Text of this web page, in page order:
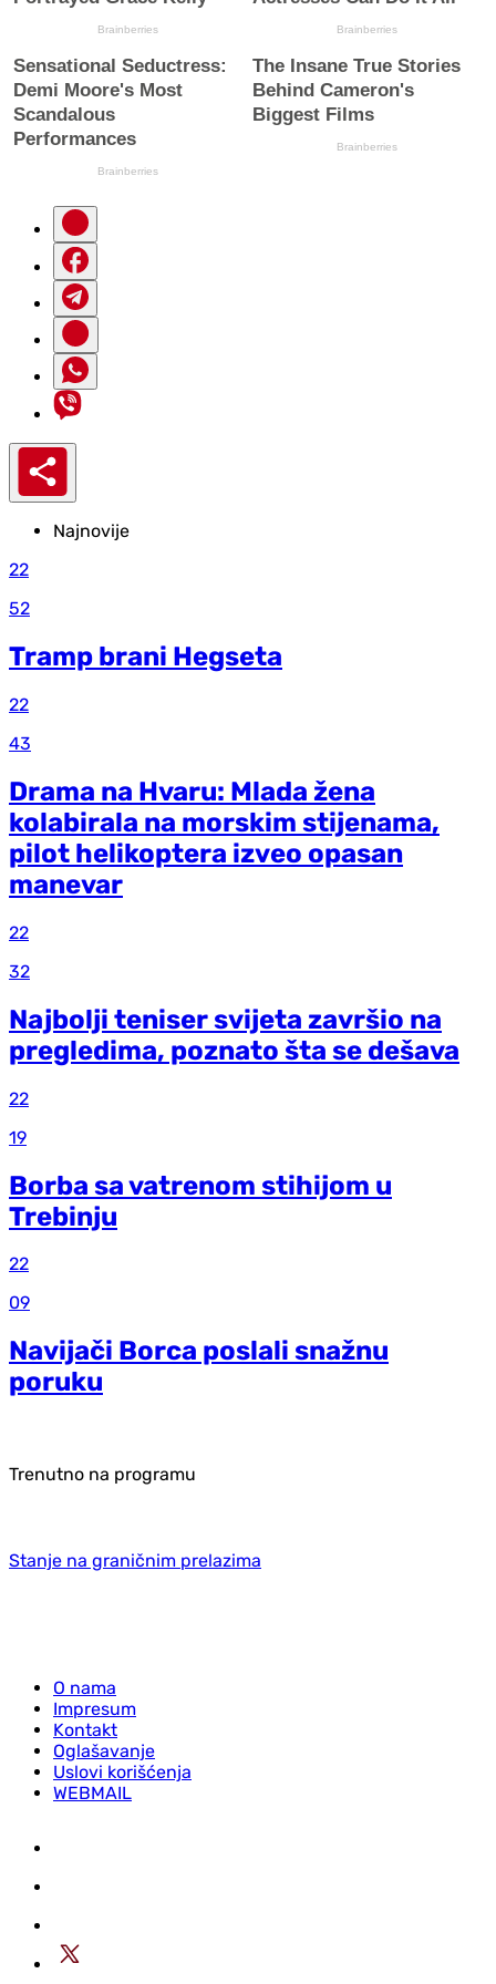
Najnovije
22
52
Tramp brani Hegseta
22
43
Drama na Hvaru: Mlada žena
kolabirala na morskim stijenama,
pilot helikoptera izveo opasan
manevar
22
32
Najbolji teniser svijeta završio na
pregledima, poznato šta se dešava
22
19
Borba sa vatrenom stihijom u
Trebinju
22
09
Navijači Borca poslali snažnu
poruku
Trenutno na programu
Stanje na graničnim prelazima
O nama
Impresum
Kontakt
Oglašavanje
Uslovi korišćenja
WEBMAIL